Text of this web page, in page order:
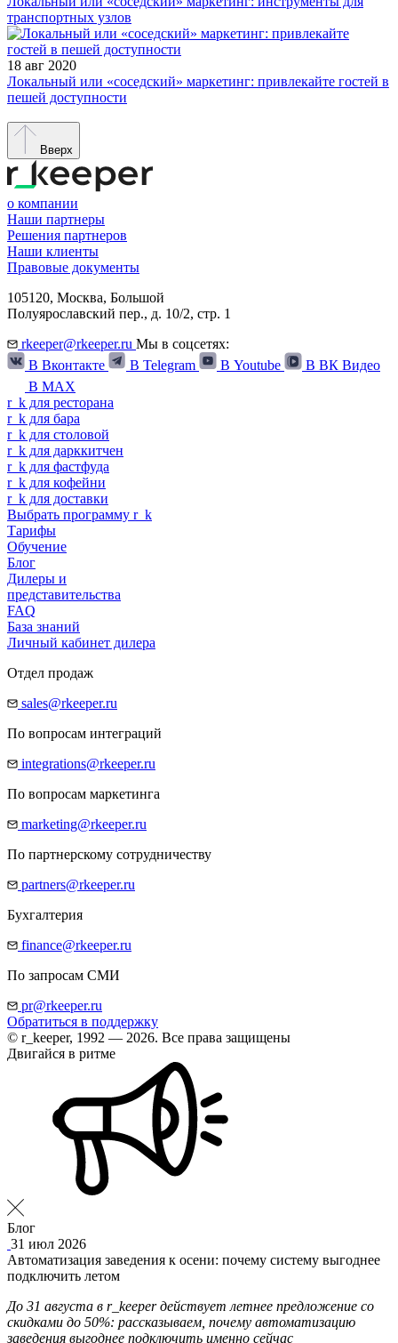
транспортных узлов
18 авг 2020
Локальный или «соседский» маркетинг: привлекайте гостей в
пешей доступности
Вверх
о компании
Наши партнеры
Решения партнеров
Наши клиенты
Правовые документы
105120, Москва, Большой
Полуярославский пер., д. 10/2, стр. 1
rkeeper@rkeeper.ru Мы в соцсетях:
В Вконтакте
В Telegram В Youtube
В ВК Видео
В MAX
r_ k для ресторана
r_ k для бара
r_ k для столовой
r_ k для дарккитчен
r_ k для фастфуда
r_ k для кофейни
r_ k для доставки
Выбрать программу r_ k
Тарифы
Обучение
Блог
Дилеры и
представительства
FAQ
База знаний
Личный кабинет дилера
Отдел продаж
sales@rkeeper.ru
По вопросам интеграций
integrations@rkeeper.ru
По вопросам маркетинга
marketing@rkeeper.ru
По партнерскому сотрудничеству
partners@rkeeper.ru
Бухгалтерия
finance@rkeeper.ru
По запросам СМИ
pr@rkeeper.ru
Обратиться в поддержку
© r_keeper, 1992 — 2026. Все права защищены
Двигайся в ритме
Блог
31 июл 2026
Автоматизация заведения к осени: почему систему выгоднее
подключить летом
До 31 августа в r_keeper действует летнее предложение со
скидками до 50%: рассказываем, почему автоматизацию
заведения выгоднее подключить именно сейчас